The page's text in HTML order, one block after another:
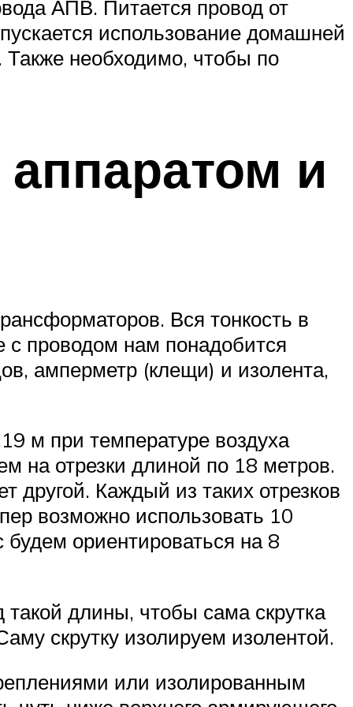
АПВ. Питается провод от
использование домашней
необходимо, чтобы по
и
Вся тонкость в
с проводом нам понадобится
амперметр (клещи) и изолента,
м при температуре воздуха
на отрезки длиной по 18 метров.
Каждый из таких отрезков
возможно использовать 10
будем ориентироваться на 8
длины, чтобы сама скрутка
скрутку изолируем изолентой.
или изолированным